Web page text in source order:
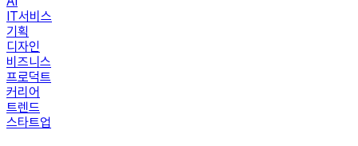
IT서비스
기획
디자인
비즈니스
프로덕트
커리어
트렌드
스타트업